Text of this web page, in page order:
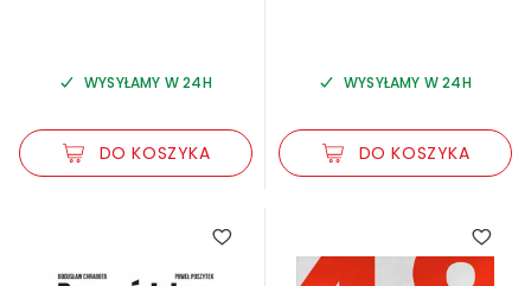
WYSYŁAMY W 24H
DO KOSZYKA
WYSYŁAMY W 24H
DO KOSZYKA